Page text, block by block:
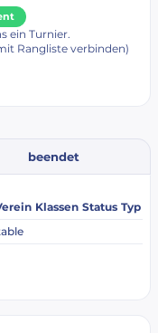
ein Turnier.
Rangliste verbinden)
beendet
Klassen Status Typ